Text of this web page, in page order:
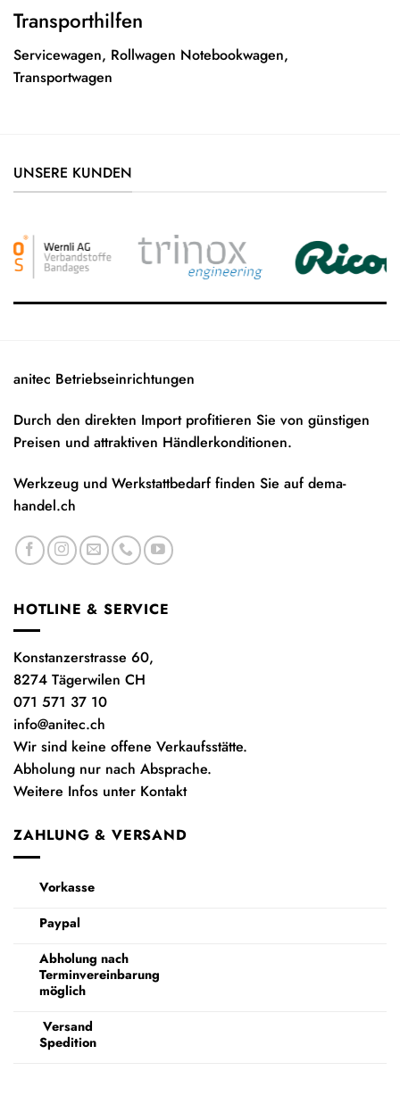
Transporthilfen
Servicewagen, Rollwagen Notebookwagen,
Transportwagen
UNSERE KUNDEN
anitec Betriebseinrichtungen
Durch den direkten Import profitieren Sie von günstigen
Preisen und attraktiven Händlerkonditionen.
Werkzeug und Werkstattbedarf finden Sie aufdema-
handel.ch
HOTLINE & SERVICE
Konstanzerstrasse 60,
8274 Tägerwilen CH
071 571 37 10
info@anitec.ch
Wir sind keine offene Verkaufsstätte.
Abholung nur nach Absprache.
Weitere Infos unter Kontakt
ZAHLUNG & VERSAND
Vorkasse
Paypal
Abholung nach
Terminvereinbarung
möglich
Versand
Spedition